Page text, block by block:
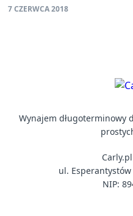
7 CZERWCA 2018
Wynajem długoterminowy
ul.
NIP: